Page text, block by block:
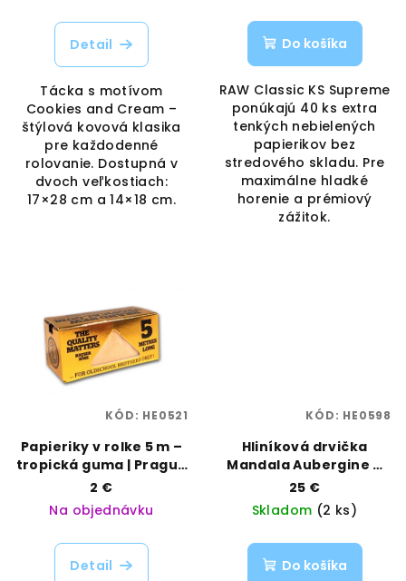
Detail
Tácka s motívom
Cookies and Cream –
štýlová kovová klasika
pre každodenné
rolovanie. Dostupná v
dvoch veľkostiach:
17×28 cm a 14×18 cm.
Do košíka
RAW Classic KS Supreme
ponúkajú 40 ks extra
tenkých nebielených
papierikov bez
stredového skladu. Pre
maximálne hladké
horenie a prémiový
zážitok.
Papieriky v rolke 5 m –
tropická guma | Prague
Papers | Vaporama
2 €
Na objednávku
Detail
KÓD: HE0521
Hliníková drvička
Mandala Aubergine –
50 mm, 4-dielna | Black
Leaf | Vaporama
25 €
Skladom (2 ks)
Do košíka
KÓD: HE0598